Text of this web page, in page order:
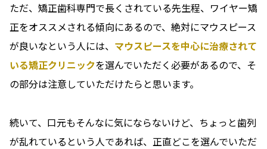
ただ、矯正歯科専門で長くされている先生程、ワイヤー矯
正をオススメされる傾向にあるので、絶対にマウスピース
が良いなという人には、 マウスピースを中心に治療されて
いる矯正クリニックを選んでいただく必要があるので、そ
の部分は注意していただけたらと思います。
続いて、口元もそんなに気にならないけど、ちょっと歯列
が乱れているという人であれば、正直どこを選んでいただ